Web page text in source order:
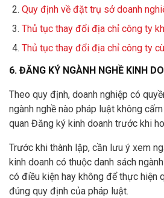
Quy định về đặt trụ sở doanh
Thủ tục thay đổi địa chỉ công ty
Thủ tục thay đổi địa chỉ công ty
6. ĐĂNG KÝ NGÀNH NGHỀ KINH
Theo quy định, doanh nghiệp có
ngành nghề nào pháp luật không
quan Đăng ký kinh doanh trước khi
Trước khi thành lập, cần lưu ý xem
kinh doanh có thuộc danh sách
có điều kiện hay không để thực hiện
đúng quy định của pháp luật.